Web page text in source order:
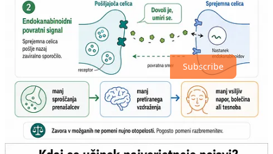
The Neurochemical Orchestra of the Runner’s High: A
Narrative Review of Neuromodulatory Mechanisms
with a Focus on Endocannabinoids.
The Neuroscientist.
https://doi.org/10.1177/10738584261440907
Subscribe
Share